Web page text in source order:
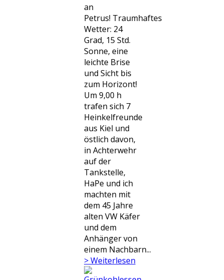
an
Petrus! Traumhaftes
Wetter: 24
Grad, 15 Std.
Sonne, eine
leichte Brise
und Sicht bis
zum Horizont!
Um 9,00 h
trafen sich 7
Heinkelfreunde
aus Kiel und
östlich davon,
in Achterwehr
auf der
Tankstelle,
HaPe und ich
machten mit
dem 45 Jahre
alten VW Käfer
und dem
Anhänger von
einem Nachbarn...
> Weiterlesen